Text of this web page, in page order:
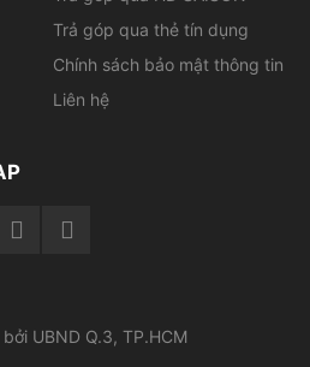
Trả góp qua thẻ tín dụng
Chính sách bảo mật thông tin
Liên hệ
UBND Q.3, TP.HCM